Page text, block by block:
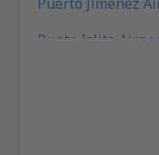
Punta Islita